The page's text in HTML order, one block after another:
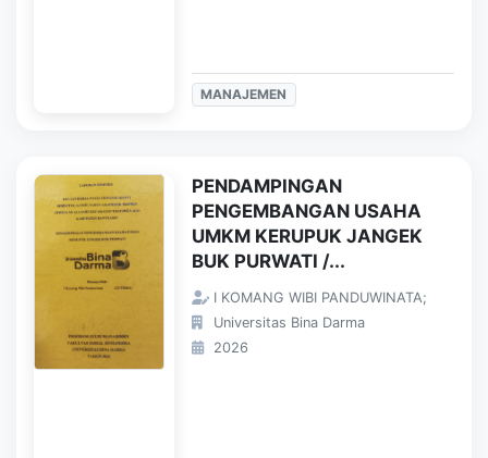
MANAJEMEN
PENDAMPINGAN
PENGEMBANGAN USAHA
UMKM KERUPUK JANGEK
BUK PURWATI /...
I KOMANG WIBI PANDUWINATA;
Universitas Bina Darma
2026